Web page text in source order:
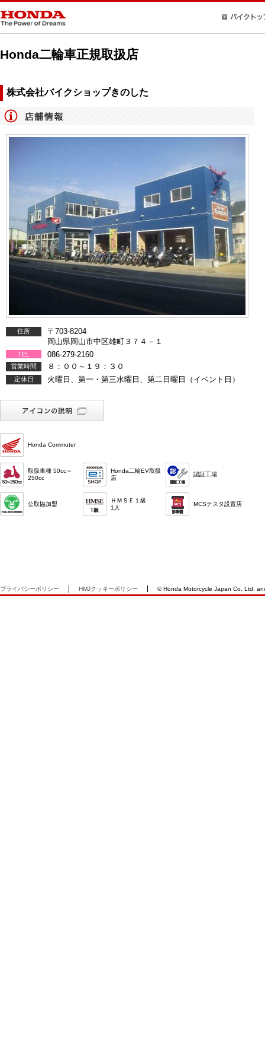
Honda二輪車正規取扱店
株式会社バイクショップきのした
住所
〒703-8204
岡山県岡山市中区雄町３７４－１
TEL 086-279-2160
営業時間 ８：００～１９：３０
定休日 火曜日、第一・第三水曜日、第二日曜日（イベント日）
Honda Commuter
取扱車種 50cc～
250cc
Honda二輪EV取扱
店
認証工場
公取協加盟
ＨＭＳＥ１級
1人
MCSテスタ設置店
プライバシーポリシー HMJクッキーポリシー © Honda Motorcycle Japan Co. Ltd.